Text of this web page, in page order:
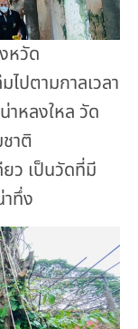
หวัด
ปตามกาลเวลา
หลงใหล วัด
าติ
ยว เป็นวัดที่มี
ทึ่ง